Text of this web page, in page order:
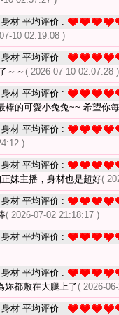
身材 平均评价 :
10 02:19:08 )
身材 平均评价 :
～～ ( 2026-07-10 02:07:28 )
身材 平均评价 :
棒的可愛小兔兔~~ 希望你
身材 平均评价 :
)
身材 平均评价 :
妹主播，身材也是超好(
身材 平均评价 :
( 2026-07-02 21:18:17 )
身材 平均评价 :
身材 平均评价 :
都敷在大腿上了 ( 2026-
身材 平均评价 :